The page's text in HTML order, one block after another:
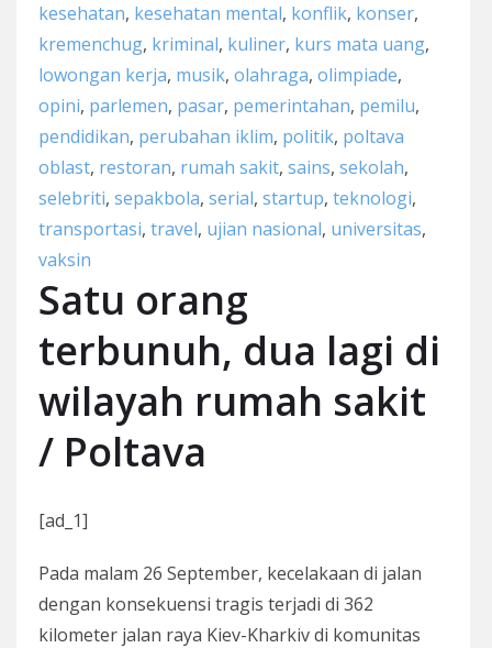
kesehatan, kesehatan mental, konflik, konser,
kremenchug, kriminal, kuliner, kurs mata uang,
lowongan kerja, musik, olahraga, olimpiade,
opini, parlemen, pasar, pemerintahan, pemilu,
pendidikan, perubahan iklim, politik, poltava
oblast, restoran, rumah sakit, sains, sekolah,
selebriti, sepakbola, serial, startup, teknologi,
transportasi, travel, ujian nasional, universitas,
vaksin
Satu orang
terbunuh, dua lagi di
wilayah rumah sakit
/ Poltava
[ad_1]
Pada malam 26 September, kecelakaan di jalan
dengan konsekuensi tragis terjadi di 362
kilometer jalan raya Kiev-Kharkiv di komunitas